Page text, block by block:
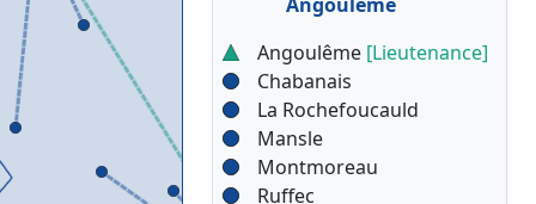
Angoulême [Lieutenance]
Chabanais
La Rochefoucauld
Mansle
Montmoreau
Ruffec